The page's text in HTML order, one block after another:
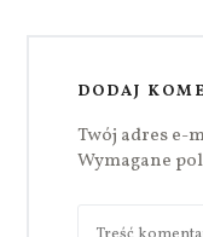
DODAJ
Twój adres e-
Wymagane